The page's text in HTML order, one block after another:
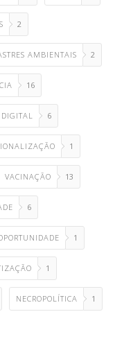
2
AMBIENTAIS 2
16
6
1
VACINAÇÃO 13
6
1
1
NECROPOLÍTICA 1